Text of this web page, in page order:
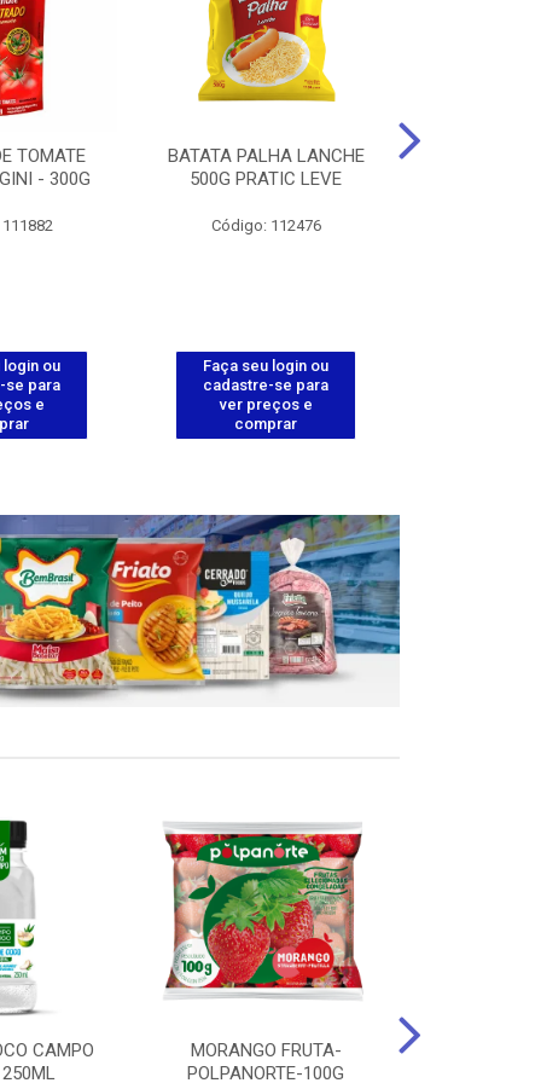
TOMATE
- 300G
login ou
se para
e
BATATA PALHA LANCHE
500G PRATIC LEVE
Código: 112476
Faça seu login ou
cadastre-se para
ver preços e
comprar
CAMPO
MORANGO FRUTA-
POLPANORTE-100G